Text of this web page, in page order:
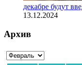
декабре будут
13.12.2024
Архив